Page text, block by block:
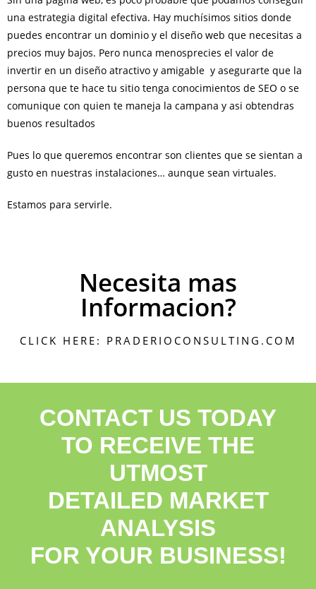
una estrategia digital efectiva. Hay muchísimos sitios donde
puedes encontrar un dominio y el diseño web que necesitas a
precios muy bajos. Pero nunca menosprecies el valor de
invertir en un diseño atractivo y amigable y asegurarte que la
persona que te hace tu sitio tenga conocimientos de SEO o se
comunique con quien te maneja la campana y asi obtendras
buenos resultados
Pues lo que queremos encontrar son clientes que se sientan a
gusto en nuestras instalaciones… aunque sean virtuales.
Estamos para servirle.
Necesita mas
Informacion?
CLICK HERE: PRADERIOCONSULTING.COM
CONTACT US TODAY
TO RECEIVE THE
UTMOST
DETAILED MARKET
ANALYSIS
FOR YOUR BUSINESS!